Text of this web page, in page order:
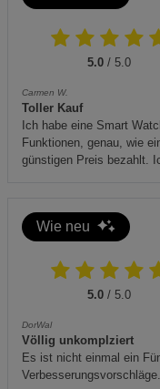
Beschädigte oder
verwendet werden
5.0 / 5.0
Carmen W.
Toller Kauf
Ich habe eine Smart
Funktionen, genau, wie
günstigen Preis bezahlt.
Wie neu
5.0 / 5.0
DorWal
Völlig unkomplziert
Es ist nicht einmal ein
Verbesserungsvorschläge.